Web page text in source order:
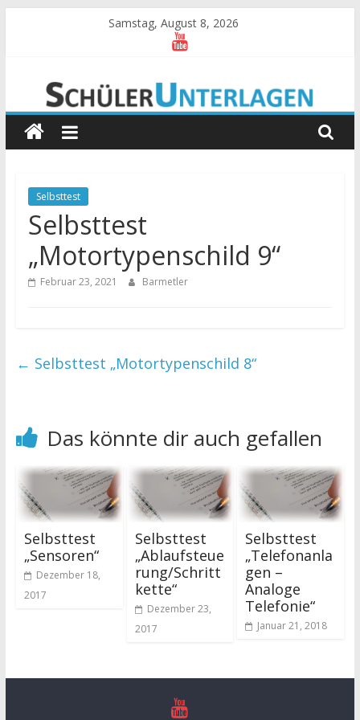
Samstag, August 8, 2026
Schülerunterlagen
Begleitmaterial
zum
der
BS
Kempten
Selbsttest
Selbsttest
„Motortypenschild 9“
Februar 23, 2021 Barmetler
← Selbsttest „Motortypenschild 8“
Das könnte dir auch gefallen
Selbsttest
„Sensoren“
Dezember 18,
2017
Selbsttest
„Ablaufsteue
rung/Schritt
kette“
Dezember 23,
2017
Selbsttest
„Telefonanla
gen –
Analoge
Telefonie“
Januar 21, 2018